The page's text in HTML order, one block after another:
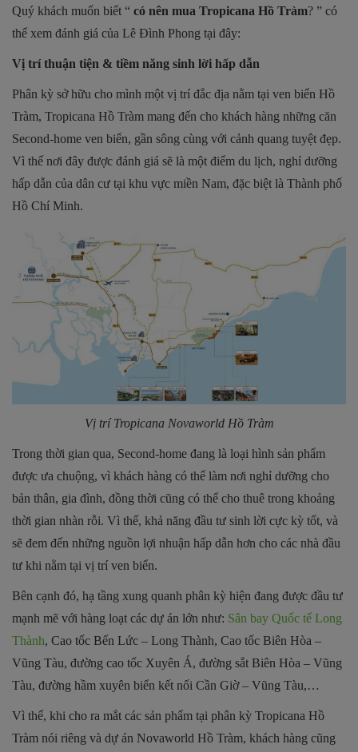
Quý khách muốn biết “ có nên mua Tropicana Hồ Tràm? ” có
thể xem đánh giá của Lê Đình Phong tại đây:
Vị trí thuận tiện & tiềm năng sinh lời hấp dẫn
Phân kỳ sở hữu cho mình một vị trí đắc địa nằm tại ven biển Hồ
Tràm, Tropicana Hồ Tràm mang đến cho khách hàng những căn
Second-home ven biển, gần sông cùng với cảnh quang tuyệt đẹp.
Vì thế nơi đây được đánh giá sẽ là một điểm du lịch, nghỉ dưỡng
hấp dẫn của dân cư tại khu vực miền Nam, đặc biệt là Thành phố
Hồ Chí Minh.
Vị trí Tropicana Novaworld Hồ Tràm
Trong thời gian qua, Second-home đang là loại hình sản phẩm
được ưa chuộng, vì khách hàng có thể làm nơi nghỉ dưỡng cho
bản thân, gia đình, đồng thời cũng có thể cho thuê trong khoảng
thời gian nhàn rỗi. Vì thế, khả năng đầu tư sinh lời cực kỳ tốt, và
sẽ đem đến những nguồn lợi nhuận hấp dẫn hơn cho các nhà đầu
tư khi nằm tại vị trí ven biển.
Bên cạnh đó, hạ tầng xung quanh phân kỳ hiện đang được đầu tư
mạnh mẽ với hàng loạt các dự án lớn như: Sân bay Quốc tế Long
Thành, Cao tốc Bến Lức – Long Thành, Cao tốc Biên Hòa –
Vũng Tàu, đường cao tốc Xuyên Á, đường sắt Biên Hòa – Vũng
Tàu, đường hầm xuyên biển kết nối Cần Giờ – Vũng Tàu,…
Vì thế, khi cho ra mắt các sản phẩm tại phân kỳ Tropicana Hồ
Tràm nói riêng và dự án Novaworld Hồ Tràm, khách hàng cũng